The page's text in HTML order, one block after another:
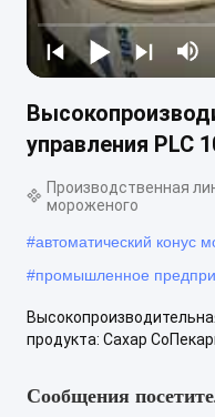
управления PLC
Производственная
мороженого
#автоматический конус
#промышленное
продукта: Сахар
Сообщения